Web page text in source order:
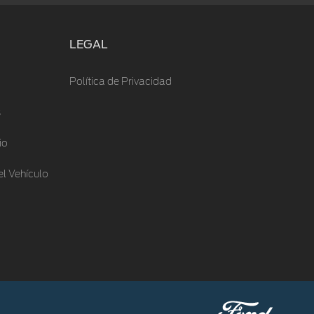
Vehículo
LEGAL
Política de Privacidad